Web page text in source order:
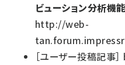
ビューション分析機
http://web-
［ユーザー投稿記事］